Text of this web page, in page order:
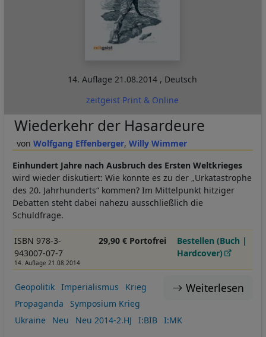
14. Auflage21.08.2014 , Deutsch
zeitgeist Print & Online
Wolfgang Effenberger Willy Wimmer
Wiederkehr der Hasardeure
Einhundert Jahre nach Ausbruch des Ersten Weltkrieges
wird wieder diskutiert: Wie konnte es zu der „Urkatastrophe
des 20. Jahrhunderts“ kommen? Im Mittelpunkt hitziger
Debatten steht dabei nahezu ausschließlich die
Schuldfrage.
ISBN 978-3-
943007-07-7
14. Auflage 21.08.2014
29,90 € Portofrei
Bestellen (Buch |
Hardcover)
Weiterlesen
Geopolitik Imperialismus
Krieg
Propaganda
Symposium Krieg
Ukraine
Neu Neu 2014-2.HJ I:BIB I:MK